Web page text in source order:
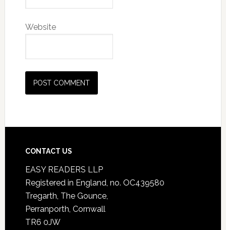
Website
CONTACT US
EASY READERS LLP
Registered in England, no. OC439580
Tregarth, The Gounce,
Perranporth, Cornwall
TR6 0JW